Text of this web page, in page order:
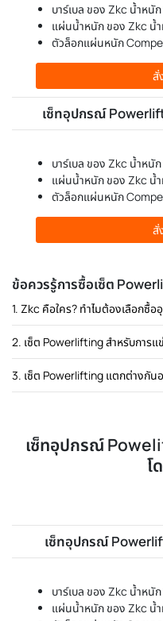
บาร์เบล ของ Zkc น้ำหนั
แผ่นน้ำหนัก ของ Zkc น้
ตัวล็อกแผ่นหนัก
สั่
เซ็ทอุปกรณ์
บาร์เบล ของ Zkc น้ำหนัก
แผ่นน้ำหนัก ของ Zkc น้
ตัวล็อกแผ่นหนัก
สั่
ข้อควรรู้การซื้อเซ็ต
1. Zkc คือใคร? ทำไมต้องเลือก
2. เซ็ต Powerlifting สำหรับการแ
3. เซ็ต Powerlifting แตกต่างกัน
เซ็ทอุปกรณ์
โ
เซ็ทอุปกรณ์
บาร์เบล ของ Zkc น้ำหนั
แผ่นน้ำหนัก ของ Zkc น้